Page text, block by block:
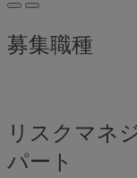
募集職種
リスクマネ
パート